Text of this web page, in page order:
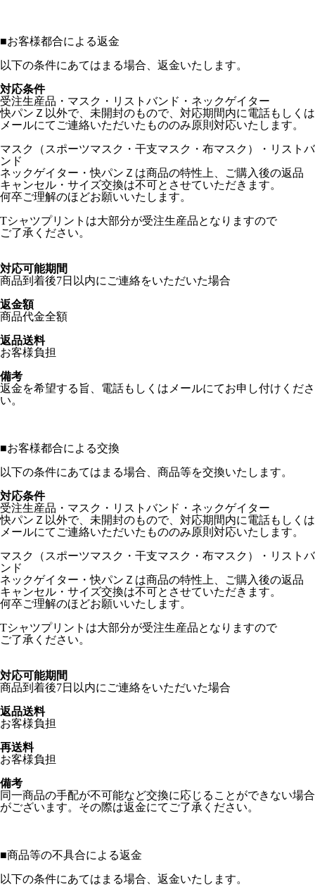
■お客様都合による返金
以下の条件にあてはまる場合、返金いたします。
対応条件
受注生産品・マスク・リストバンド・ネックゲイター
快パンＺ以外で、未開封のもので、対応期間内に電話もしくは
メールにてご連絡いただいたもののみ原則対応いたします。
マスク（スポーツマスク・干支マスク・布マスク）・リストバ
ンド
ネックゲイター・快パンＺは商品の特性上、ご購入後の返品
キャンセル・サイズ交換は不可とさせていただきます。
何卒ご理解のほどお願いいたします。
Tシャツプリントは大部分が受注生産品となりますので
ご了承ください。
対応可能期間
商品到着後7日以内にご連絡をいただいた場合
返金額
商品代金全額
返品送料
お客様負担
備考
返金を希望する旨、電話もしくはメールにてお申し付けくださ
い。
■お客様都合による交換
以下の条件にあてはまる場合、商品等を交換いたします。
対応条件
受注生産品・マスク・リストバンド・ネックゲイター
快パンＺ以外で、未開封のもので、対応期間内に電話もしくは
メールにてご連絡いただいたもののみ原則対応いたします。
マスク（スポーツマスク・干支マスク・布マスク）・リストバ
ンド
ネックゲイター・快パンＺは商品の特性上、ご購入後の返品
キャンセル・サイズ交換は不可とさせていただきます。
何卒ご理解のほどお願いいたします。
Tシャツプリントは大部分が受注生産品となりますので
ご了承ください。
対応可能期間
商品到着後7日以内にご連絡をいただいた場合
返品送料
お客様負担
再送料
お客様負担
備考
同一商品の手配が不可能など交換に応じることができない場合
がございます。その際は返金にてご了承ください。
■商品等の不具合による返金
以下の条件にあてはまる場合、返金いたします。